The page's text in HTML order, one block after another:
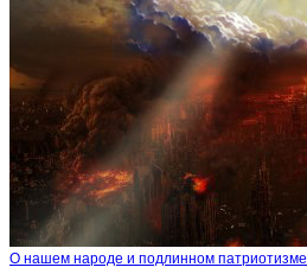
О нашем народе и подлинном патриотизме